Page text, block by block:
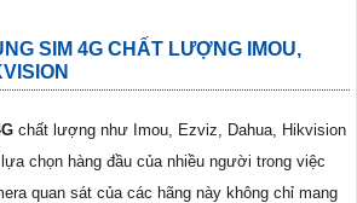
SIM 4G CHẤT LƯỢNG IMOU,
chất lượng như Imou, Ezviz, Dahua, Hikvision
chọn hàng đầu của nhiều người trong việc
quan sát của các hãng này không chỉ mang